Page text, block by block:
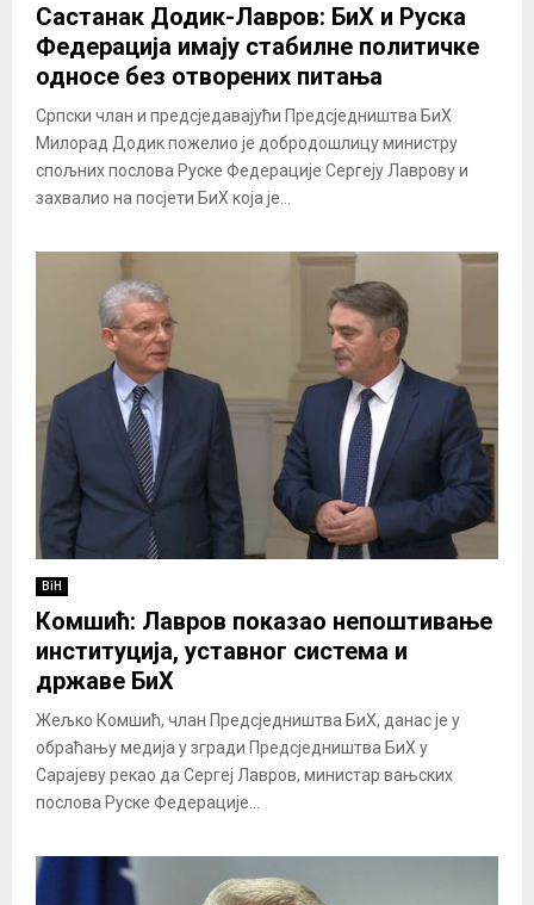
Састанак Додик-Лавров: БиХ и Руска
Федерација имају стабилне политичке
односе без отворених питања
Српски члан и предсједавајући Предсједништва БиХ
Милорад Додик пожелио је добродошлицу министру
спољних послова Руске Федерације Сергеју Лаврову и
захвалио на посјети БиХ која је...
BiH
Комшић: Лавров показао непоштивање
институција, уставног система и
државе БиХ
Жељко Комшић, члан Предсједништва БиХ, данас је у
обраћању медија у згради Предсједништва БиХ у
Сарајеву рекао да Сергеј Лавров, министар вањских
послова Руске Федерације...